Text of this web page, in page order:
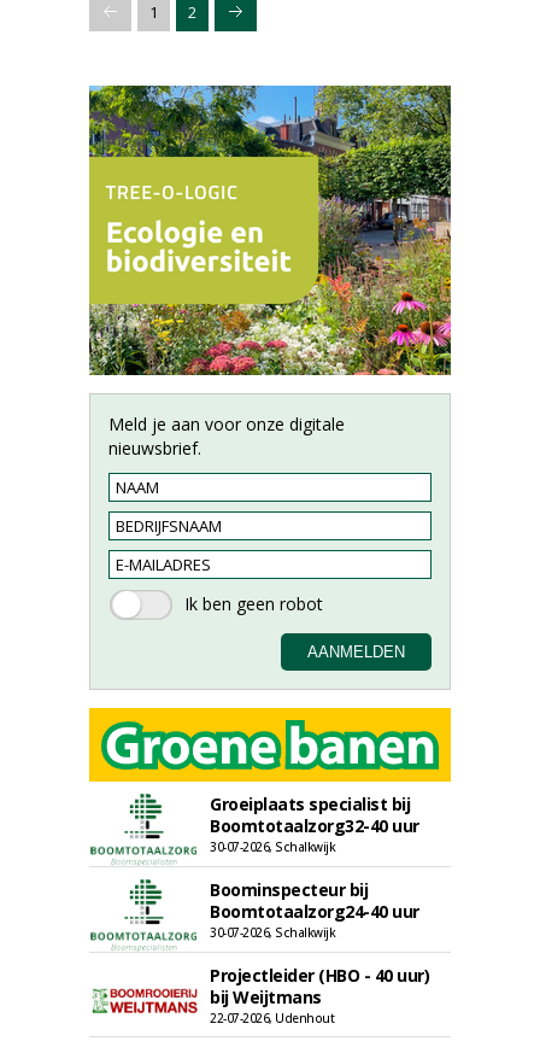
1 2
Meld je aan voor onze digitale
nieuwsbrief.
Groeiplaats specialist bij
Boomtotaalzorg32-40 uur
30-07-2026, Schalkwijk
Boominspecteur bij
Boomtotaalzorg24-40 uur
30-07-2026, Schalkwijk
Projectleider (HBO - 40 uur)
bij Weijtmans
22-07-2026, Udenhout